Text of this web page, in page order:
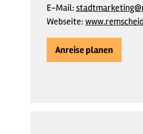
E-Mail:
Webseite:
Anreise planen